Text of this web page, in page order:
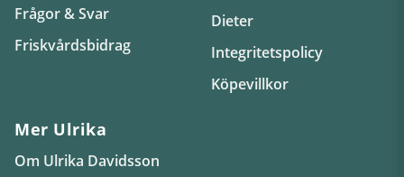
Frågor & Svar
Friskvårdsbidrag
Dieter
Integritetspolicy
Köpevillkor
Mer Ulrika
Om Ulrika Davidsson